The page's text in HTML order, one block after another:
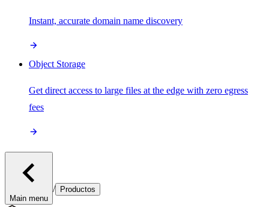
Instant, accurate domain name discovery
Object Storage
Get direct access to large files at the edge with zero egress
fees
Main menu
/ Productos